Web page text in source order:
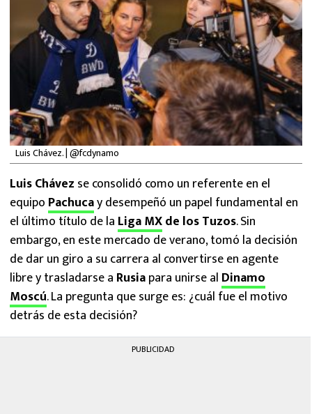
FÓRMULA 1
BOXEO
LIGA MX
NFL
Luis Chávez. | @fcdynamo
Luis Chávez se consolidó como un referente en el
equipo Pachucay desempeñó un papel fundamental en
el último título de la Liga MXde los Tuzos. Sin
embargo, en este mercado de verano, tomó la decisión
de dar un giro a su carrera al convertirse en agente
libre y trasladarse a Rusiapara unirse al Dinamo
Moscú. La pregunta que surge es: ¿cuál fue el motivo
detrás de esta decisión?
PUBLICIDAD